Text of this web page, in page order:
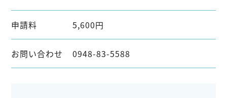
申請料 5,600円
お問い合わせ 0948-83-5588